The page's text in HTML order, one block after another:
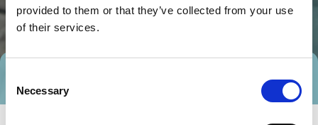
provided to them or that they’ve collected from your use
of their services.
Selection
Necessary